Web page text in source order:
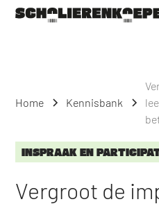
Home Kennisbank
INSPRAAK EN
Vergroot de